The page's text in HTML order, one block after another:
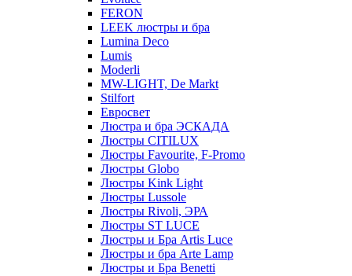
FERON
LEEK люстры и бра
Lumina Deco
Lumis
Moderli
MW-LIGHT, De Markt
Stilfort
Евросвет
Люстра и бра ЭСКАДА
Люстры CITILUX
Люстры Favourite, F-Promo
Люстры Globo
Люстры Kink Light
Люстры Lussole
Люстры Rivoli, ЭРА
Люстры ST LUCE
Люстры и Бра Artis Luce
Люстры и бра Arte Lamp
Люстры и Бра Benetti